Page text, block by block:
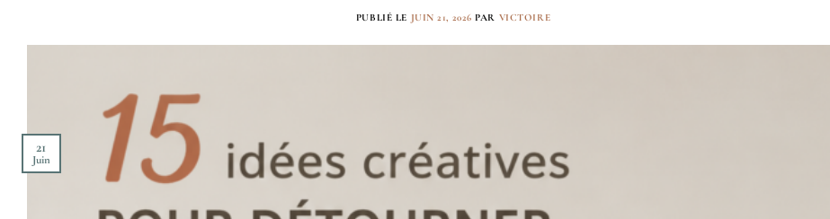
PUBLIÉ LE JUIN 21, 2026 PAR VICTOIRE
21
Juin